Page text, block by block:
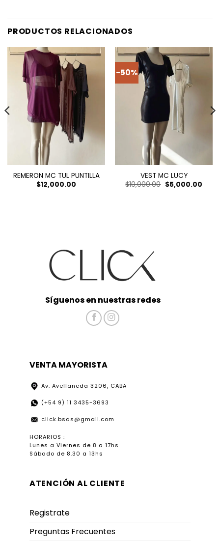
PRODUCTOS RELACIONADOS
REMERON MC TUL PUNTILLA
$12,000.00
-50%
VEST MC LUCY
$10,000.00 El
precio
$5,000.00El
Síguenos en nuestras redes
VENTA MAYORISTA
Av. Avellaneda 3206, CABA
(+54 9) 11 3435-3693
click.bsas@gmail.com
HORARIOS :
Lunes a Viernes de 8 a 17hs
Sábado de 8.30 a 13hs
ATENCIÓN AL CLIENTE
Registrate
Preguntas Frecuentes